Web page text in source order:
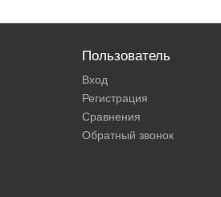
Пользователь
Вход
Регистрация
Сравнения
Обратный звонок